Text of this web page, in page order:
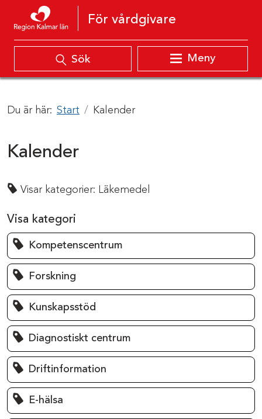
Hoppa till innehåll
För vårdgivare
Sök Meny
Du är här: Start Kalender
Kalender
Visar kategorier: Läkemedel
Visa kategori
Kompetenscentrum
Forskning
Kunskapsstöd
Diagnostiskt centrum
Driftinformation
E-hälsa